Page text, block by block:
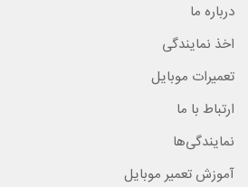
درباره ما
اخذ نمایندگی
تعمیرات موبایل
ارتباط با ما
نمایندگی‌ها
آموزش تعمیر موبایل